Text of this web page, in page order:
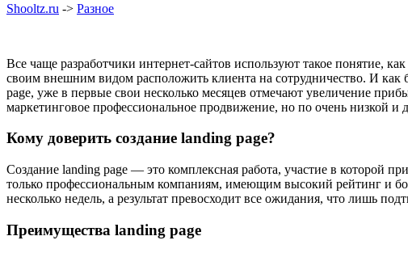
Shooltz.ru -> Разное
Все чаще разработчики интернет-сайтов используют такое понятие,
своим внешним видом расположить клиента на сотрудничество. И как
page, уже в первые свои несколько месяцев отмечают увеличение
маркетинговое профессиональное продвижение, но по очень низкой и
Кому доверить создание landing page?
Создание landing page — это комплексная работа, участие в которой
только профессиональным компаниям, имеющим высокий рейтинг и
несколько недель, а результат превосходит все ожидания, что лишь
Преимущества landing page